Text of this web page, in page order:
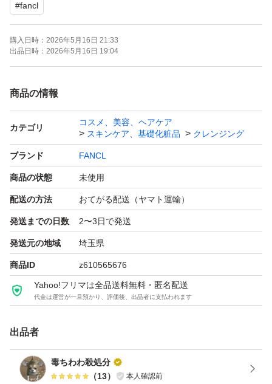
【内容量】120ml × 2本 2箱
【その他】無添加、合成香料不使用、濡れた手OK、まつ
毛エクステOK
よろしくお願いいたします。
ファンケル マイルドクレンジングオイル 120mL×2本
製造:2026年2月
#fancl
購入日時： 2026年5月16日 21:33
出品日時： 2026年5月16日 19:04
商品の情報
カテゴリ
コスメ、美容、ヘアケア
スキンケア、基礎化粧品
クレンジング
ブランド FANCL
商品の状態 未使用
配送の方法 おてがる配送（ヤマト運輸）
発送までの日数 2〜3日で発送
発送元の地域 埼玉県
商品ID z610565676
Yahoo!フリマは全品送料無料・匿名配送
代金は運営が一旦預かり、評価後、出品者に支払われます
出品者
毒ちわわ殺処分
（13） 本人確認前